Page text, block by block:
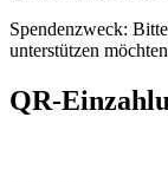
Spendenzweck:
unterstützen
QR-